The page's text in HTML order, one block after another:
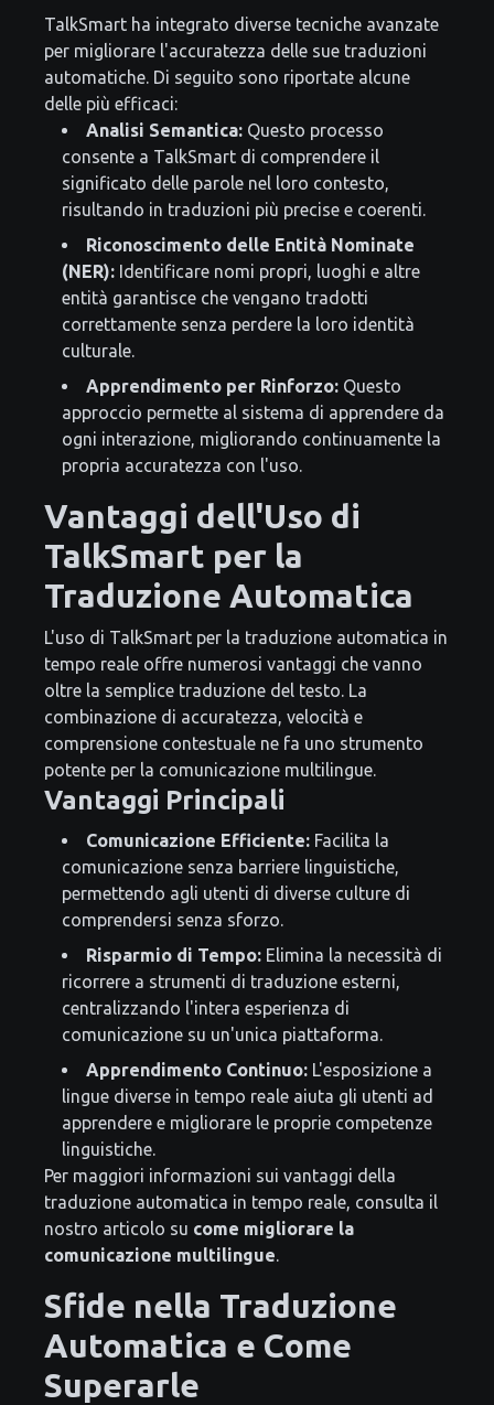
TalkSmart ha integrato diverse tecniche avanzate
per migliorare l'accuratezza delle sue traduzioni
automatiche. Di seguito sono riportate alcune
delle più efficaci:
Analisi Semantica: Questo processo
consente a TalkSmart di comprendere il
significato delle parole nel loro contesto,
risultando in traduzioni più precise e coerenti.
Riconoscimento delle Entità Nominate
(NER): Identificare nomi propri, luoghi e altre
entità garantisce che vengano tradotti
correttamente senza perdere la loro identità
culturale.
Apprendimento per Rinforzo: Questo
approccio permette al sistema di apprendere da
ogni interazione, migliorando continuamente la
propria accuratezza con l'uso.
Vantaggi dell'Uso di
TalkSmart per la
Traduzione Automatica
L'uso di TalkSmart per la traduzione automatica in
tempo reale offre numerosi vantaggi che vanno
oltre la semplice traduzione del testo. La
combinazione di accuratezza, velocità e
comprensione contestuale ne fa uno strumento
potente per la comunicazione multilingue.
Vantaggi Principali
Comunicazione Efficiente: Facilita la
comunicazione senza barriere linguistiche,
permettendo agli utenti di diverse culture di
comprendersi senza sforzo.
Risparmio di Tempo: Elimina la necessità di
ricorrere a strumenti di traduzione esterni,
centralizzando l'intera esperienza di
comunicazione su un'unica piattaforma.
Apprendimento Continuo: L'esposizione a
lingue diverse in tempo reale aiuta gli utenti ad
apprendere e migliorare le proprie competenze
linguistiche.
Per maggiori informazioni sui vantaggi della
traduzione automatica in tempo reale, consulta il
nostro articolo su come migliorare la
comunicazione multilingue
Sfide nella Traduzione
Automatica e Come
Superarle